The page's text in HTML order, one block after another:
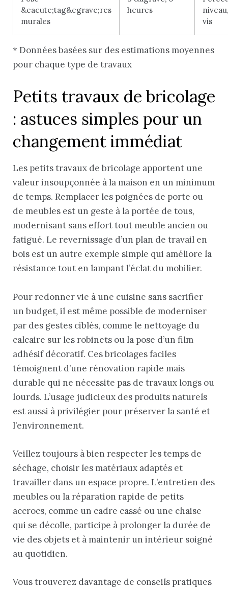
&eacute;tag&egrave;res
murales
heures
vis
* Données basées sur des estimations moyennes
pour chaque type de travaux
Petits travaux de bricolage
: astuces simples pour un
changement immédiat
Les petits travaux de bricolage apportent une
valeur insoupçonnée à la maison en un minimum
de temps. Remplacer les poignées de porte ou
de meubles est un geste à la portée de tous,
modernisant sans effort tout meuble ancien ou
fatigué. Le revernissage d’un plan de travail en
bois est un autre exemple simple qui améliore la
résistance tout en lampant l’éclat du mobilier.
Pour redonner vie à une cuisine sans sacrifier
un budget, il est même possible de moderniser
par des gestes ciblés, comme le nettoyage du
calcaire sur les robinets ou la pose d’un film
adhésif décoratif. Ces bricolages faciles
témoignent d’une rénovation rapide mais
durable qui ne nécessite pas de travaux longs ou
lourds. L’usage judicieux des produits naturels
est aussi à privilégier pour préserver la santé et
l’environnement.
Veillez toujours à bien respecter les temps de
séchage, choisir les matériaux adaptés et
travailler dans un espace propre. L’entretien des
meubles ou la réparation rapide de petits
accrocs, comme un cadre cassé ou une chaise
qui se décolle, participe à prolonger la durée de
vie des objets et à maintenir un intérieur soigné
au quotidien.
Vous trouverez davantage de conseils pratiques